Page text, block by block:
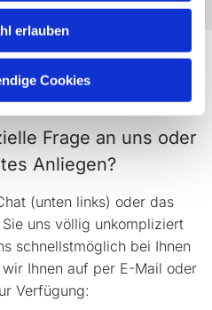
erlauben
Cookies
SIE UNS –
SIE DA!
Frage an uns oder
Anliegen?
(unten links) oder das
uns völlig unkompliziert
schnellstmöglich bei Ihnen
Ihnen auf per E-Mail oder
Verfügung: